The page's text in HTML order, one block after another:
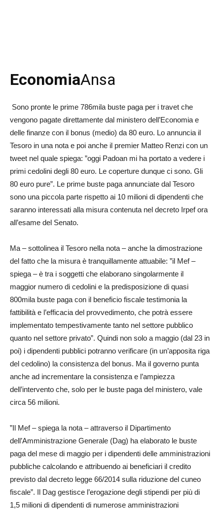
EconomiaAnsa
Sono pronte le prime 786mila buste paga per i travet che
vengono pagate direttamente dal ministero dell’Economia e
delle finanze con il bonus (medio) da 80 euro. Lo annuncia il
Tesoro in una nota e poi anche il premier Matteo Renzi con un
tweet nel quale spiega: ”oggi Padoan mi ha portato a vedere i
primi cedolini degli 80 euro. Le coperture dunque ci sono. Gli
80 euro pure”. Le prime buste paga annunciate dal Tesoro
sono una piccola parte rispetto ai 10 milioni di dipendenti che
saranno interessati alla misura contenuta nel decreto Irpef ora
all’esame del Senato.
Ma – sottolinea il Tesoro nella nota – anche la dimostrazione
del fatto che la misura è tranquillamente attuabile: ”il Mef –
spiega – è tra i soggetti che elaborano singolarmente il
maggior numero di cedolini e la predisposizione di quasi
800mila buste paga con il beneficio fiscale testimonia la
fattibilità e l’efficacia del provvedimento, che potrà essere
implementato tempestivamente tanto nel settore pubblico
quanto nel settore privato”. Quindi non solo a maggio (dal 23 in
poi) i dipendenti pubblici potranno verificare (in un’apposita riga
del cedolino) la consistenza del bonus. Ma il governo punta
anche ad incrementare la consistenza e l’ampiezza
dell’intervento che, solo per le buste paga del ministero, vale
circa 56 milioni.
”Il Mef – spiega la nota – attraverso il Dipartimento
dell’Amministrazione Generale (Dag) ha elaborato le buste
paga del mese di maggio per i dipendenti delle amministrazioni
pubbliche calcolando e attribuendo ai beneficiari il credito
previsto dal decreto legge 66/2014 sulla riduzione del cuneo
fiscale”. Il Dag gestisce l’erogazione degli stipendi per più di
1,5 milioni di dipendenti di numerose amministrazioni